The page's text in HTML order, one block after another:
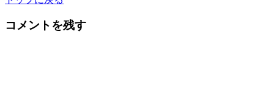
コメントを残す